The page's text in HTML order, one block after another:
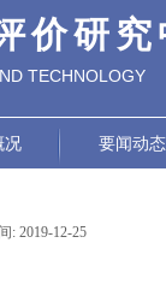
价研
TECHNOLOGY
况 要闻动态
: 2019-12-25